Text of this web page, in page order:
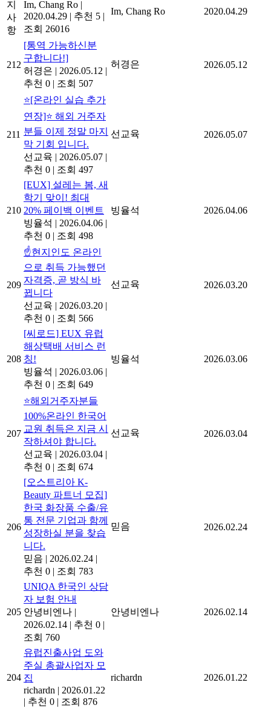
지
사
항
Im, Chang Ro |
2020.04.29 | 추천 5 |
조회 26016
Im, Chang Ro 2020.04.29
212
[통역 가능하신분
구합니다!]
허경은 | 2026.05.12 |
추천 0 | 조회 507
허경은 2026.05.12
211
⭐[온라인 실습 추가
연장]⭐ 해외 거주자
분들 이제 정말 마지
막 기회 입니다.
선교육 | 2026.05.07 |
추천 0 | 조회 497
선교육 2026.05.07
210
[EUX] 설레는 봄, 새
학기 맞이! 최대
20% 페이백 이벤트
빙율석 | 2026.04.06 |
추천 0 | 조회 498
빙율석 2026.04.06
209
☝️현지인도 온라인
으로 취득 가능했던
자격증, 곧 방식 바
뀝니다
선교육 | 2026.03.20 |
추천 0 | 조회 566
선교육 2026.03.20
208
[씨로드] EUX 유럽
해상택배 서비스 런
칭!
빙율석 | 2026.03.06 |
추천 0 | 조회 649
빙율석 2026.03.06
207
⭐해외거주자분들
100%온라인 한국어
교원 취득은 지금 시
작하셔야 합니다.
선교육 | 2026.03.04 |
추천 0 | 조회 674
선교육 2026.03.04
206
[오스트리아 K-
Beauty 파트너 모집]
한국 화장품 수출/유
통 전문 기업과 함께
성장하실 분을 찾습
니다.
믿음 | 2026.02.24 |
추천 0 | 조회 783
믿음 2026.02.24
205
UNIQA 한국인 상담
자 보험 안내
안녕비엔나 |
2026.02.14 | 추천 0 |
조회 760
안녕비엔나 2026.02.14
204
유럽진출사업 도와
주실 총괄사업자 모
집
richardn | 2026.01.22
| 추천 0 | 조회 876
richardn 2026.01.22